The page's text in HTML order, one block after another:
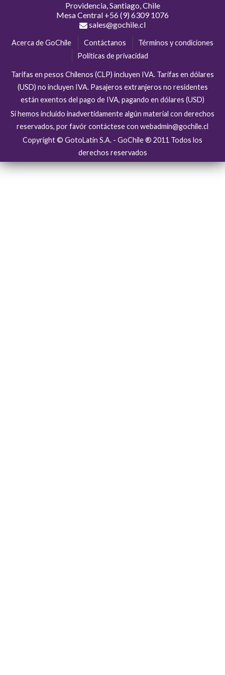
Providencia, Santiago, Chile
Mesa Central +56 (9) 6309 1076
sales@gochile.cl
Acerca de GoChile Contáctanos
Términos y condiciones
Políticas de privacidad
Tarifas en pesos Chilenos (CLP) incluyen IVA. Tarifas en dólares
(USD) no incluyen IVA. Pasajeros extranjeros no residentes
están exentos del pago de IVA, pagando en dólares (USD)
Si hemos incluído inadvertidamente algún material con derechos
reservados, por favór contáctese con webadmin@gochile.cl
Copyright © GotoLatin S.A. - GoChile ® 2011 Todos los
derechos reservados